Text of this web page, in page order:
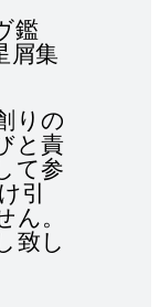
鑑
屑集
りの
と責
て参
引
ん。
致し